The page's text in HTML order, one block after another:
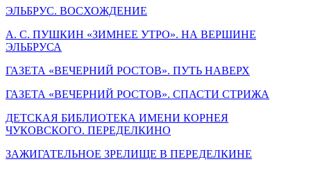
ЭЛЬБРУС. ВОСХОЖДЕНИЕ
А. С. ПУШКИН «ЗИМНЕЕ УТРО». НА ВЕРШИНЕ
ЭЛЬБРУСА
ГАЗЕТА «ВЕЧЕРНИЙ РОСТОВ». ПУТЬ НАВЕРХ
ГАЗЕТА «ВЕЧЕРНИЙ РОСТОВ». СПАСТИ СТРИЖА
ДЕТСКАЯ БИБЛИОТЕКА ИМЕНИ КОРНЕЯ
ЧУКОВСКОГО. ПЕРЕДЕЛКИНО
ЗАЖИГАТЕЛЬНОЕ ЗРЕЛИЩЕ В ПЕРЕДЕЛКИНЕ